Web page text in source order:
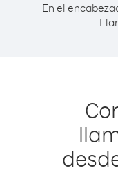
En el